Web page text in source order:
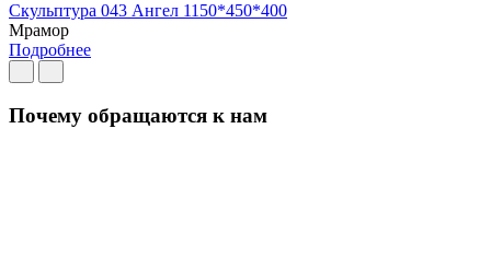
Скульптура 043 Ангел 1150*450*400
Мрамор
Подробнее
Почему обращаются к нам